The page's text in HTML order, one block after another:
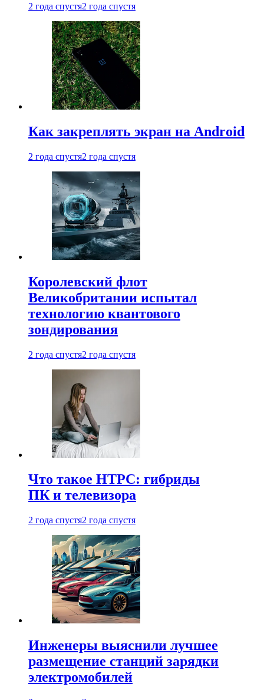
2 года спустя2 года спустя
Как закреплять экран на Android
2 года спустя2 года спустя
Королевский флот
Великобритании испытал
технологию квантового
зондирования
2 года спустя2 года спустя
Что такое HTPC: гибриды
ПК и телевизора
2 года спустя2 года спустя
Инженеры выяснили лучшее
размещение станций зарядки
электромобилей